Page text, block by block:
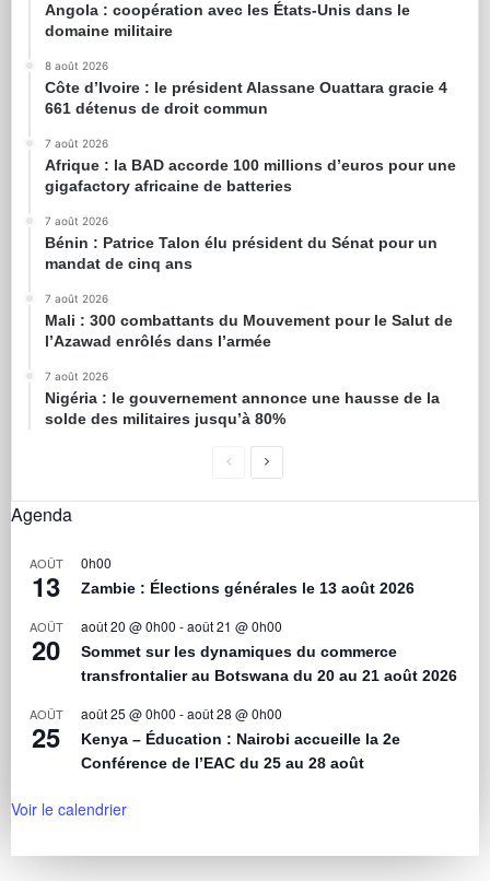
Angola : coopération avec les États-Unis dans le
domaine militaire
8 août 2026
Côte d’Ivoire : le président Alassane Ouattara gracie 4
661 détenus de droit commun
7 août 2026
Afrique : la BAD accorde 100 millions d’euros pour une
gigafactory africaine de batteries
7 août 2026
Bénin : Patrice Talon élu président du Sénat pour un
mandat de cinq ans
7 août 2026
Mali : 300 combattants du Mouvement pour le Salut de
l’Azawad enrôlés dans l’armée
7 août 2026
Nigéria : le gouvernement annonce une hausse de la
solde des militaires jusqu’à 80%
Agenda
AOÛT
13
0h00
Zambie : Élections générales le 13 août 2026
AOÛT
20
août 20 @ 0h00 -août 21 @ 0h00
Sommet sur les dynamiques du commerce
transfrontalier au Botswana du 20 au 21 août 2026
AOÛT
25
août 25 @ 0h00 -août 28 @ 0h00
Kenya – Éducation : Nairobi accueille la 2e
Conférence de l’EAC du 25 au 28 août
Voir le calendrier